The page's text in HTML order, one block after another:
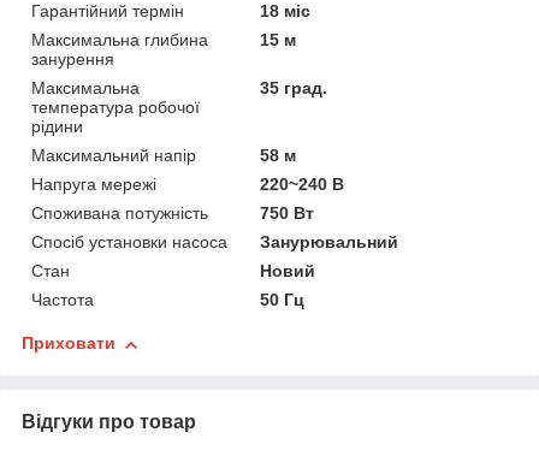
Гарантійний термін
18 міс
Максимальна глибина
занурення
15 м
Максимальна
температура робочої
рідини
35 град.
Максимальний напір
58 м
Напруга мережі
220~240 В
Споживана потужність
750 Вт
Спосіб установки насоса
Занурювальний
Стан
Новий
Частота
50 Гц
Приховати
Відгуки про товар